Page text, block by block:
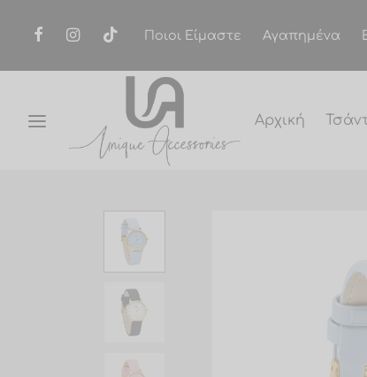
Ποιοι Είμαστε Αγαπημένα
Αρχική